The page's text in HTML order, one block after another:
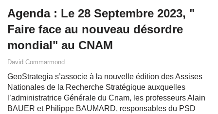
Agenda : Le 28 Septembre 2023, "
Faire face au nouveau désordre
mondial" au CNAM
David Commarmond
GeoStrategia s’associe à la nouvelle édition des Assises
Nationales de la Recherche Stratégique auxquelles
l’administratrice Générale du Cnam, les professeurs Alain
BAUER et Philippe BAUMARD, responsables du PSD